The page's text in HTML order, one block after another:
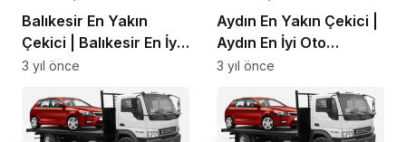
Balıkesir En Yakın
Çekici | Balıkesir En İyi
Oto Kurtarma, Balıkesir
3 yıl önce
Aydın En Yakın Çekici |
Aydın En İyi Oto
Kurtarma, Aydın Yol
3 yıl önce